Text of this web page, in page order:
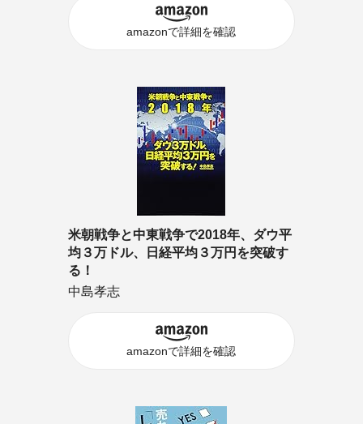
amazonで詳細を確認
米朝戦争と中東戦争で2018年、ダウ平
均３万ドル、日経平均３万円を突破す
る！
中島孝志
amazonで詳細を確認